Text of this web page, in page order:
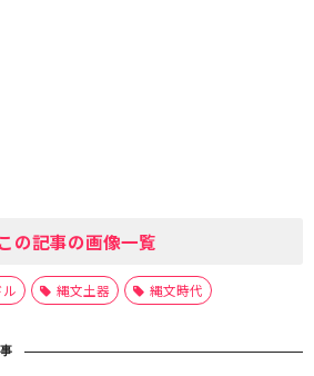
この記事の画像一覧
縄文土器 縄文時代